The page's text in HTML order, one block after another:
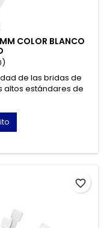
COLOR BLANCO
de las bridas de
altos estándares de
con la norma
CE y con
favorite_border